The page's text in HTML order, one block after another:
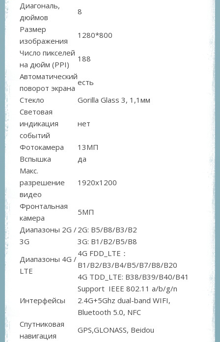
Диагональ,
дюймов
8
Размер
изображения
1280*800
Число пикселей
на дюйм (PPI)
188
Автоматический
поворот экрана
есть
Стекло
Gorilla Glass 3, 1,1мм
Световая
индикация
событий
нет
Фотокамера
13МП
Вспышка
да
Макс.
разрешение
видео
1920x1200
Фронтальная
камера
5МП
Диапазоны 2G /
3G
2G: B5/B8/B3/B2
3G: B1/B2/B5/B8
Диапазоны 4G /
LTE
4G FDD_LTE：
B1/B2/B3/B4/B5/B7/B8/B20
4G TDD_LTE: B38/B39/B40/B41
Интерфейсы
Support IEEE 802.11 a/b/g/n
2.4G+5Ghz dual-band WIFI,
Bluetooth 5.0, NFC
Спутниковая
навигация
GPS,GLONASS, Beidou